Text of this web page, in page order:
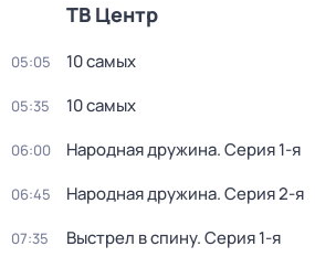
ТВ Центр
05:05 10 самых
05:35 10 самых
06:00 Народная дружина. Серия 1-я
06:45 Народная дружина. Серия 2-я
07:35 Выстрел в спину. Серия 1-я